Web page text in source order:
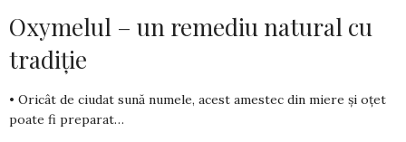
Oxymelul – un remediu natural cu
tradiție
• Oricât de ciudat sună numele, acest amestec din miere și oțet
poate fi preparat…